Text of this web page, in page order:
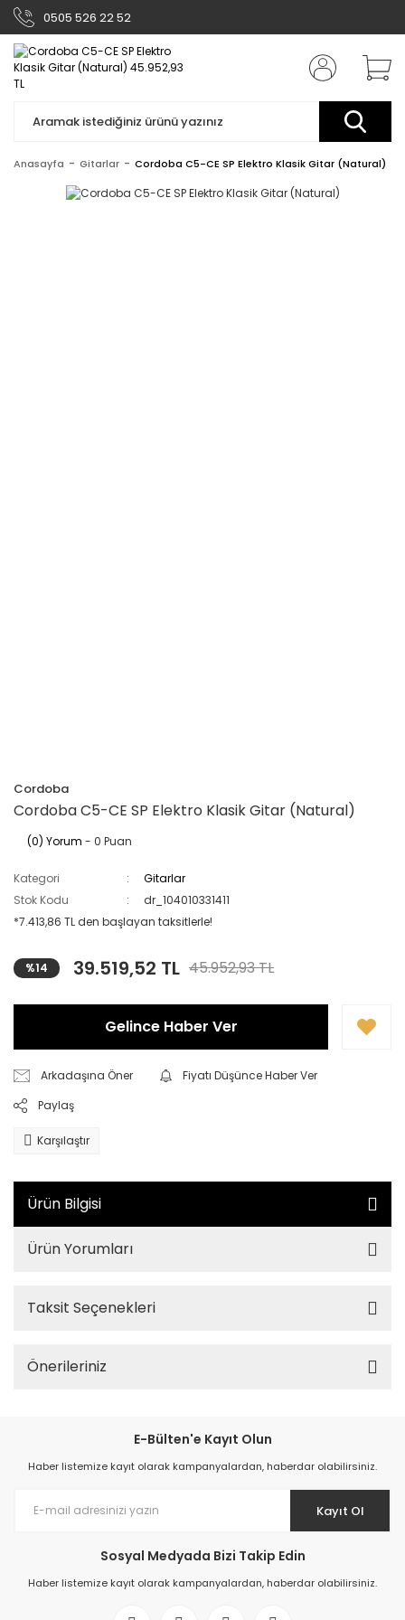
0505 526 22 52
Anasayfa Gitarlar Cordoba C5-CE SP Elektro Klasik Gitar (Natural)
Cordoba
Cordoba C5-CE SP Elektro Klasik Gitar (Natural)
(0) Yorum - 0 Puan
Kategori
Gitarlar
Stok Kodu
dr_104010331411
*7.413,86 TL den başlayan taksitlerle!
%14 39.519,52 TL 45.952,93 TL
Gelince Haber Ver
Arkadaşına Öner
Fiyatı Düşünce Haber Ver
Paylaş
Karşılaştır
Ürün Bilgisi
Ürün Yorumları
Taksit Seçenekleri
Önerileriniz
E-Bülten'e Kayıt Olun
Haber listemize kayıt olarak kampanyalardan, haberdar olabilirsiniz.
Kayıt Ol
Sosyal Medyada Bizi Takip Edin
Haber listemize kayıt olarak kampanyalardan, haberdar olabilirsiniz.